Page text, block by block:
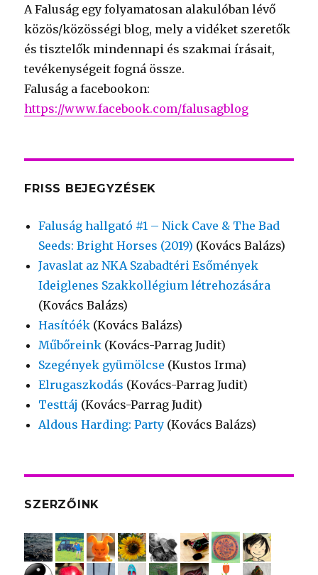
A Faluság egy folyamatosan alakulóban lévő
közös/közösségi blog, mely a vidéket szeretők
és tisztelők mindennapi és szakmai írásait,
tevékenységeit fogná össze.
Faluság a facebookon:
https://www.facebook.com/falusagblog
FRISS BEJEGYZÉSEK
Faluság hallgató #1 – Nick Cave & The Bad
Seeds: Bright Horses (2019) (Kovács Balázs)
Javaslat az NKA Szabadtéri Esőmények
Ideiglenes Szakkollégium létrehozására
(Kovács Balázs)
Hasítóék (Kovács Balázs)
Műbőreink (Kovács-Parrag Judit)
Szegények gyümölcse (Kustos Irma)
Elrugaszkodás (Kovács-Parrag Judit)
Testtáj (Kovács-Parrag Judit)
Aldous Harding: Party (Kovács Balázs)
SZERZŐINK